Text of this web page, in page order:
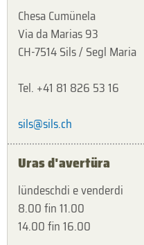
Chesa Cumünela
Via da Marias 93
CH-7514 Sils / Segl Maria
Tel. +41 81 826 53 16
sils@sils.ch
Uras d'avertüra
lündeschdi e venderdi
8.00 fin 11.00
14.00 fin 16.00